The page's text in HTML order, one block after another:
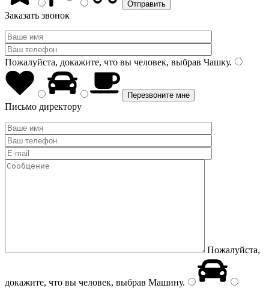
Заказать звонок
Пожалуйста, докажите, что вы человек, выбрав Чашку.
Письмо директору
Пожалуйста,
докажите, что вы человек, выбрав Машину.